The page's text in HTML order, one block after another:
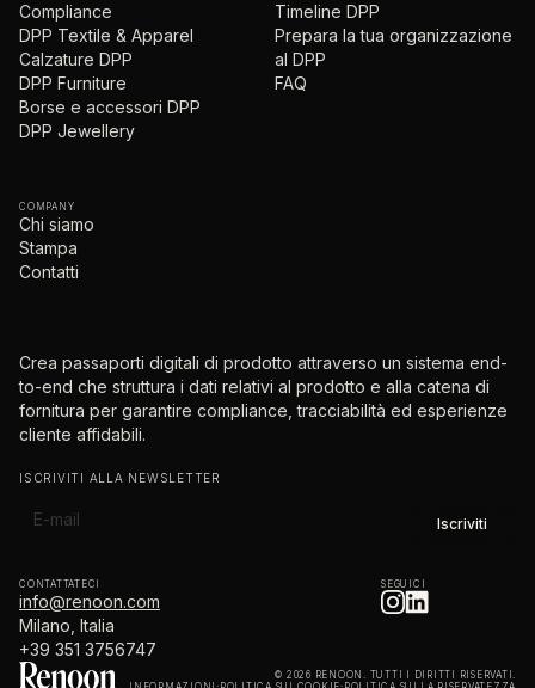
Compliance
DPP Textile & Apparel
Calzature DPP
DPP Furniture
Borse e accessori DPP
DPP Jewellery
Timeline DPP
Prepara la tua organizzazione
al DPP
FAQ
COMPANY
Chi siamo
Stampa
Contatti
Crea passaporti digitali di prodotto attraverso un sistema end-
to-end che struttura i dati relativi al prodotto e alla catena di
fornitura per garantire compliance, tracciabilità ed esperienze
cliente affidabili.
ISCRIVITI ALLA NEWSLETTER
CONTATTATECI
info@renoon.com
Milano, Italia
+39 351 3756747
SEGUICI
© 2026 RENOON. TUTTI I DIRITTI RISERVATI.